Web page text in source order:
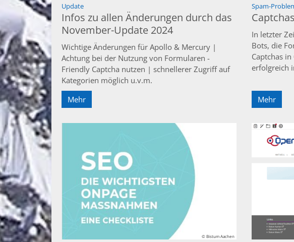
Update:
Infos zu allen Änderungen durch das
November-Update 2024
Wichtige Änderungen für Apollo & Mercury |
Achtung bei der Nutzung von Formularen -
Friendly Captcha nutzen | schnellerer Zugriff auf
Kategorien möglich u.v.m.
Mehr
Spam-
In letzter
Bots, die
Captchas
erfolgreich
Mehr
© Bistum Aachen